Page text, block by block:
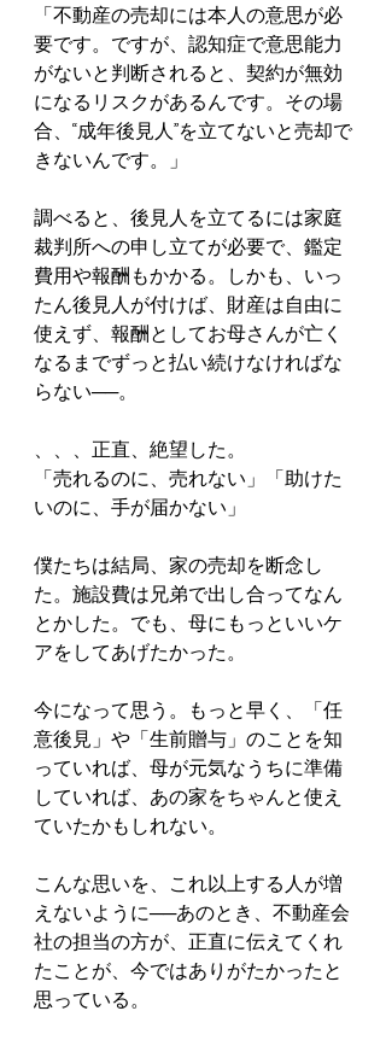
「不動産の売却には本人の意思が必
要です。ですが、認知症で意思能力
がないと判断されると、契約が無効
になるリスクがあるんです。その場
合、“成年後見人”を立てないと売却で
きないんです。」
調べると、後見人を立てるには家庭
裁判所への申し立てが必要で、鑑定
費用や報酬もかかる。しかも、いっ
たん後見人が付けば、財産は自由に
使えず、報酬としてお母さんが亡く
なるまでずっと払い続けなければな
らない──。
、、、正直、絶望した。
「売れるのに、売れない」「助けた
いのに、手が届かない」
僕たちは結局、家の売却を断念し
た。施設費は兄弟で出し合ってなん
とかした。でも、母にもっといいケ
アをしてあげたかった。
今になって思う。もっと早く、「任
意後見」や「生前贈与」のことを知
っていれば、母が元気なうちに準備
していれば、あの家をちゃんと使え
ていたかもしれない。
こんな思いを、これ以上する人が増
えないように──あのとき、不動産会
社の担当の方が、正直に伝えてくれ
たことが、今ではありがたかったと
思っている。